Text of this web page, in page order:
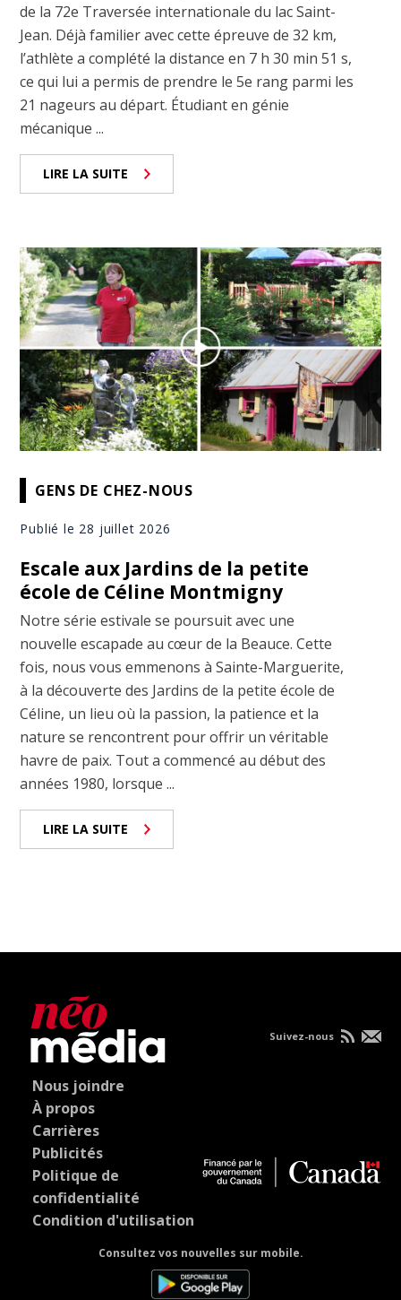
de la 72e Traversée internationale du lac Saint-
Jean. Déjà familier avec cette épreuve de 32 km,
l’athlète a complété la distance en 7 h 30 min 51 s,
ce qui lui a permis de prendre le 5e rang parmi les
21 nageurs au départ. Étudiant en génie
mécanique ...
LIRE LA SUITE
GENS DE CHEZ-NOUS
Publié le 28 juillet 2026
Escale aux Jardins de la petite
école de Céline Montmigny
Notre série estivale se poursuit avec une
nouvelle escapade au cœur de la Beauce. Cette
fois, nous vous emmenons à Sainte-Marguerite,
à la découverte des Jardins de la petite école de
Céline, un lieu où la passion, la patience et la
nature se rencontrent pour offrir un véritable
havre de paix. Tout a commencé au début des
années 1980, lorsque ...
LIRE LA SUITE
Nous joindre
À propos
Carrières
Publicités
Politique de
confidentialité
Condition d'utilisation
Consultez vos nouvelles sur mobile.
Suivez-nous